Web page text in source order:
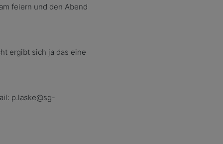
feiern und den Abend
ergibt sich ja das eine
p.laske@sg-